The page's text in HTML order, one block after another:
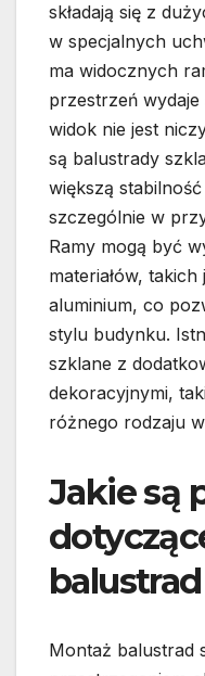
składają się z
w specjalnych
ma widocznych
przestrzeń
widok nie jest
są balustrady
większą
szczególnie w
Ramy mogą być
materiałów,
aluminium, co
stylu budynku.
szklane z
dekoracyjnymi,
różnego rodzaju
Jakie są
Montaż balustrad